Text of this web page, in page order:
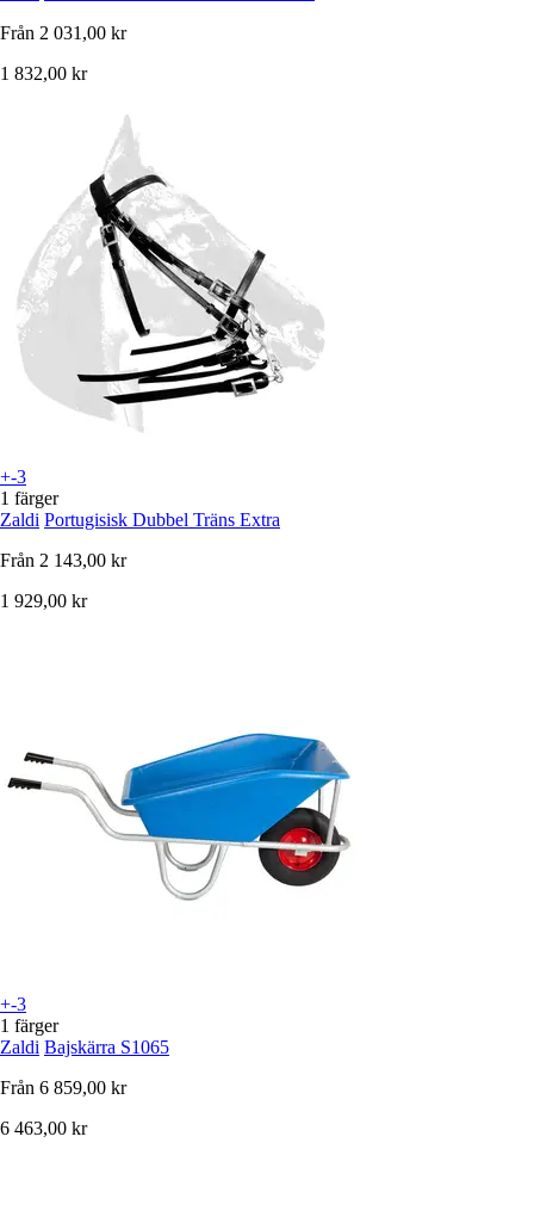
Från 2 031,00 kr
1 832,00 kr
+-3
1 färger
Zaldi Portugisisk Dubbel Träns Extra
Från 2 143,00 kr
1 929,00 kr
+-3
1 färger
Zaldi Bajskärra S1065
Från 6 859,00 kr
6 463,00 kr